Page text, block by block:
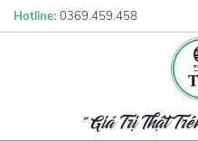
Hotline: 0369.459.458
" Giá Trị Thật